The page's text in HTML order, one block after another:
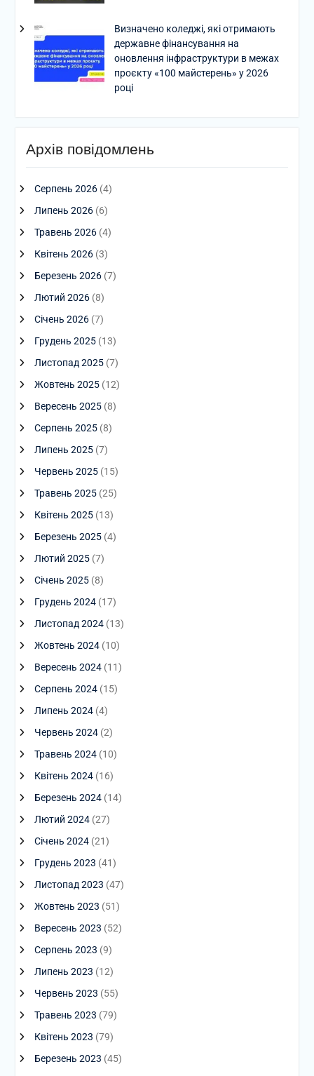
Визначено коледжі, які отримають
державне фінансування на
оновлення інфраструктури в межах
проєкту «100 майстерень» у 2026
році
Архів повідомлень
Серпень 2026(4)
Липень 2026(6)
Травень 2026(4)
Квітень 2026(3)
Березень 2026(7)
Лютий 2026(8)
Січень 2026(7)
Грудень 2025(13)
Листопад 2025(7)
Жовтень 2025(12)
Вересень 2025(8)
Серпень 2025(8)
Липень 2025(7)
Червень 2025(15)
Травень 2025(25)
Квітень 2025(13)
Березень 2025(4)
Лютий 2025(7)
Січень 2025(8)
Грудень 2024(17)
Листопад 2024(13)
Жовтень 2024(10)
Вересень 2024(11)
Серпень 2024(15)
Липень 2024(4)
Червень 2024(2)
Травень 2024(10)
Квітень 2024(16)
Березень 2024(14)
Лютий 2024(27)
Січень 2024(21)
Грудень 2023 (41)
Листопад 2023 (47)
Жовтень 2023 (51)
Вересень 2023 (52)
Серпень 2023 (9)
Липень 2023 (12)
Червень 2023 (55)
Травень 2023 (79)
Квітень 2023 (79)
Березень 2023 (45)